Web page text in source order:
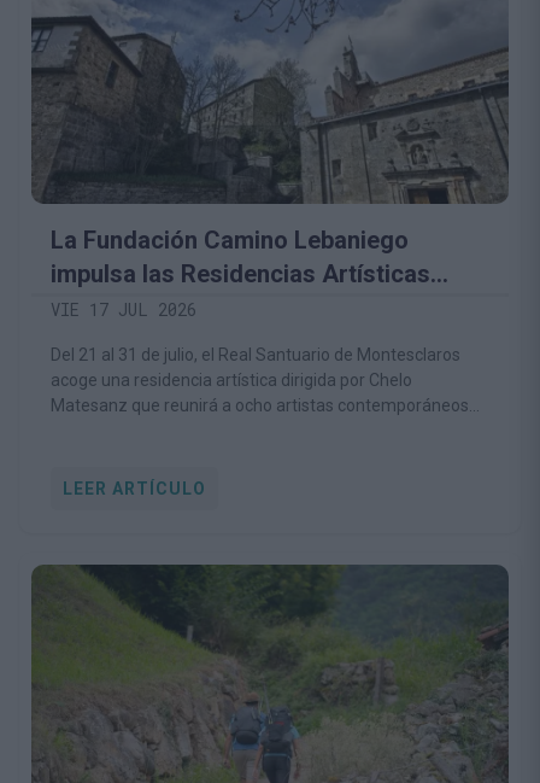
La Fundación Camino Lebaniego
impulsa las Residencias Artísticas
Montesclaros para convertir el
patrimonio religioso y natural en motor
de creación contemporánea
VIE 17 JUL 2026
Del 21 al 31 de julio, el Real Santuario de Montesclaros
acoge una residencia artística dirigida por Chelo
Matesanz que reunirá a ocho artistas contemporáneos
LEER ARTÍCULO